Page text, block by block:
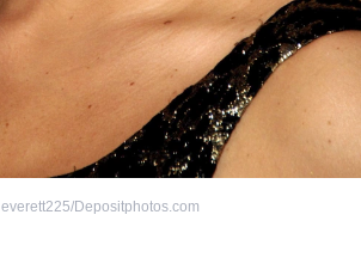
everett225/Depositphotos.com